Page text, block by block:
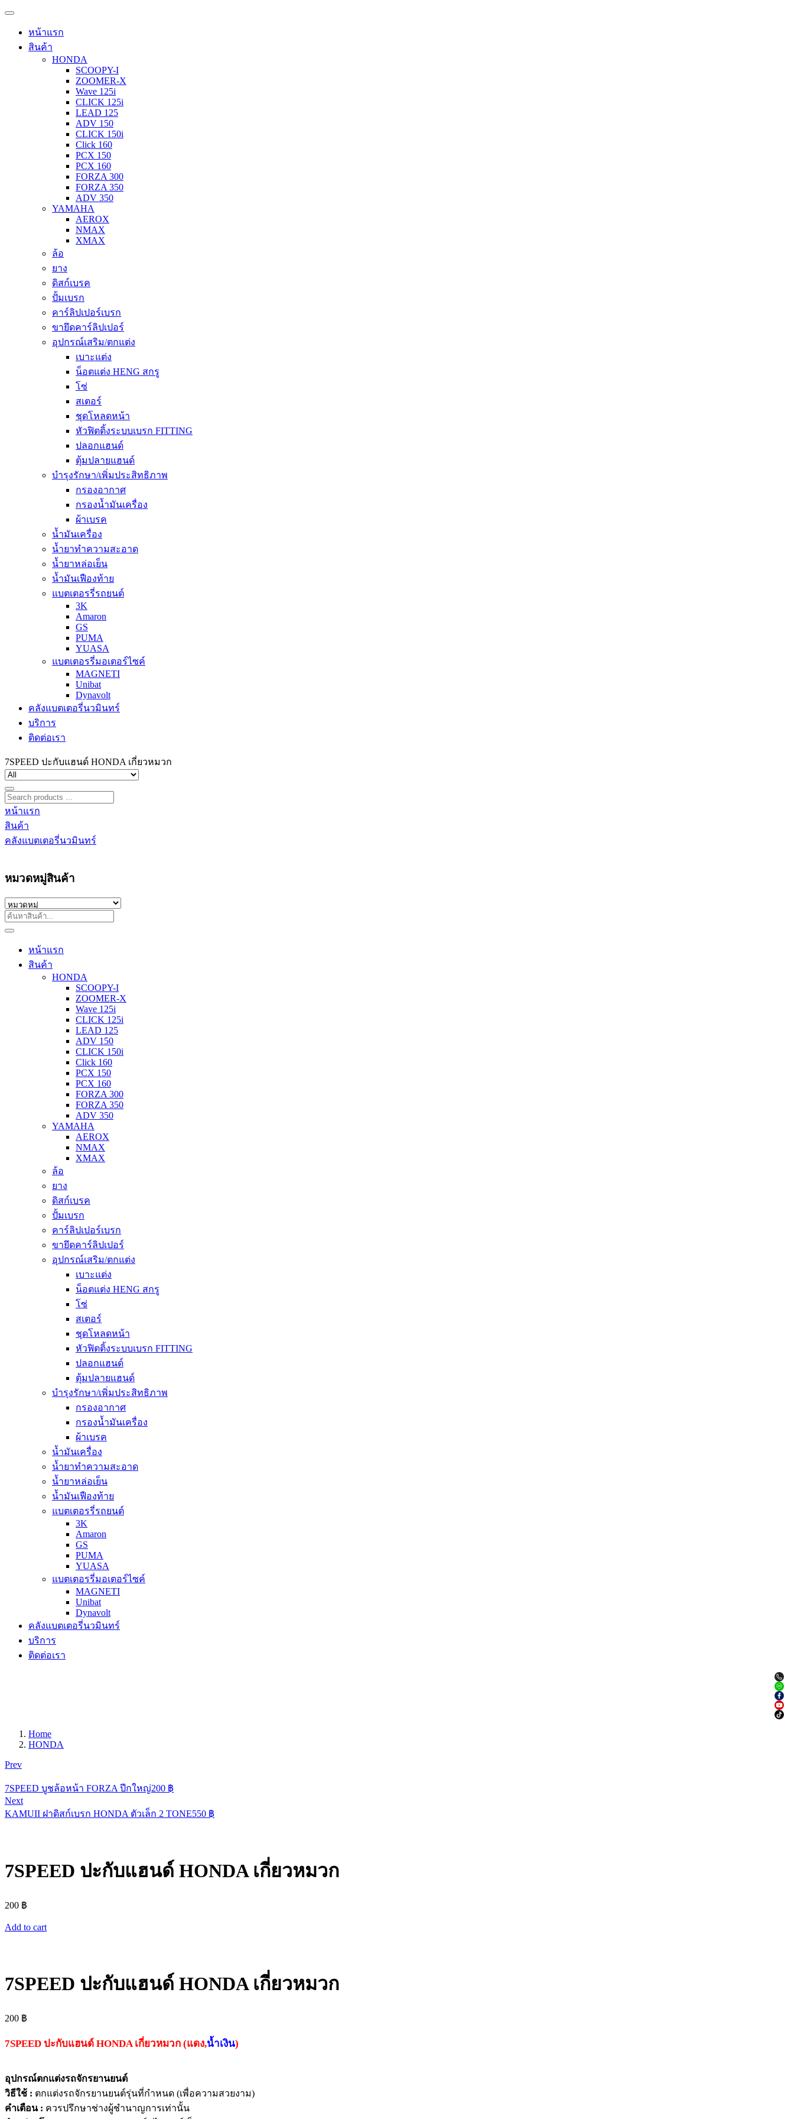
หน้าแรก
สินค้า
HONDA
SCOOPY-I
ZOOMER-X
Wave 125i
CLICK 125i
LEAD 125
ADV 150
CLICK 150i
Click 160
PCX 150
PCX 160
FORZA 300
FORZA 350
ADV 350
YAMAHA
AEROX
NMAX
XMAX
ล้อ
ยาง
ดิสก์เบรค
ปั้มเบรก
คาร์ลิปเปอร์เบรก
ขายึดคาร์ลิปเปอร์
อุปกรณ์เสริม/ตกแต่ง
เบาะแต่ง
น็อตแต่ง HENG สกรู
โซ่
สเตอร์
ชุดโหลดหน้า
หัวฟิตติ้งระบบเบรก FITTING
ปลอกแฮนด์
ตุ้มปลายแฮนด์
บำรุงรักษา/เพิ่มประสิทธิภาพ
กรองอากาศ
กรองน้ำมันเครื่อง
ผ้าเบรค
น้ำมันเครื่อง
น้ำยาทำความสะอาด
น้ำยาหล่อเย็น
น้ำมันเฟืองท้าย
แบตเตอรรี่รถยนต์
3K
Amaron
GS
PUMA
YUASA
แบตเตอรรี่มอเตอร์ไซค์
MAGNETI
Unibat
Dynavolt
คลังแบตเตอรี่นวมินทร์
บริการ
ติดต่อเรา
7SPEED ปะกับแฮนด์ HONDA เกี่ยวหมวก
หน้าแรก
สินค้า
คลังแบตเตอรี่นวมินทร์
หมวดหมู่สินค้า
หน้าแรก
สินค้า
HONDA
SCOOPY-I
ZOOMER-X
Wave 125i
CLICK 125i
LEAD 125
ADV 150
CLICK 150i
Click 160
PCX 150
PCX 160
FORZA 300
FORZA 350
ADV 350
YAMAHA
AEROX
NMAX
XMAX
ล้อ
ยาง
ดิสก์เบรค
ปั้มเบรก
คาร์ลิปเปอร์เบรก
ขายึดคาร์ลิปเปอร์
อุปกรณ์เสริม/ตกแต่ง
เบาะแต่ง
น็อตแต่ง HENG สกรู
โซ่
สเตอร์
ชุดโหลดหน้า
หัวฟิตติ้งระบบเบรก FITTING
ปลอกแฮนด์
ตุ้มปลายแฮนด์
บำรุงรักษา/เพิ่มประสิทธิภาพ
กรองอากาศ
กรองน้ำมันเครื่อง
ผ้าเบรค
น้ำมันเครื่อง
น้ำยาทำความสะอาด
น้ำยาหล่อเย็น
น้ำมันเฟืองท้าย
แบตเตอรรี่รถยนต์
3K
Amaron
GS
PUMA
YUASA
แบตเตอรรี่มอเตอร์ไซค์
MAGNETI
Unibat
Dynavolt
คลังแบตเตอรี่นวมินทร์
บริการ
ติดต่อเรา
Home
HONDA
Prev
7SPEED บูชล้อหน้า FORZA ปีกใหญ่200 ฿
Next
KAMUII ฝาดิสก์เบรก HONDA ตัวเล็ก 2 TONE550 ฿
7SPEED ปะกับแฮนด์ HONDA เกี่ยวหมวก
200 ฿
Add to cart
7SPEED ปะกับแฮนด์ HONDA เกี่ยวหมวก
200 ฿
7SPEED ปะกับแฮนด์ HONDA เกี่ยวหมวก (แดง,น้ำเงิน)
อุปกรณ์ตกแต่งรถจักรยานยนต์
วิธีใช้ : ตกแต่งรถจักรยานยนต์รุ่นที่กำหนด (เพื่อความสวยงาม)
คำเตือน : ควรปรึกษาช่างผู้ชำนาญการเท่านั้น